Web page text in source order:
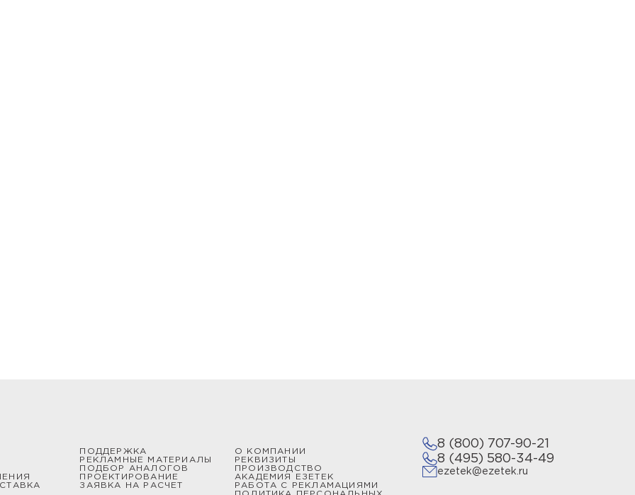
ПОДДЕРЖКА
РЕКЛАМНЫЕ МАТЕРИАЛЫ
ПОДБОР АНАЛОГОВ
ПРОЕКТИРОВАНИЕ
ЗАЯВКА НА РАСЧЕТ
О КОМПАНИИ
РЕКВИЗИТЫ
ПРОИЗВОДСТВО
АКАДЕМИЯ ЕЗЕТЕК
РАБОТА С РЕКЛАМАЦИЯМИ
8 (800) 707-90-21
8 (495) 580-34-49
ezetek@ezetek.ru